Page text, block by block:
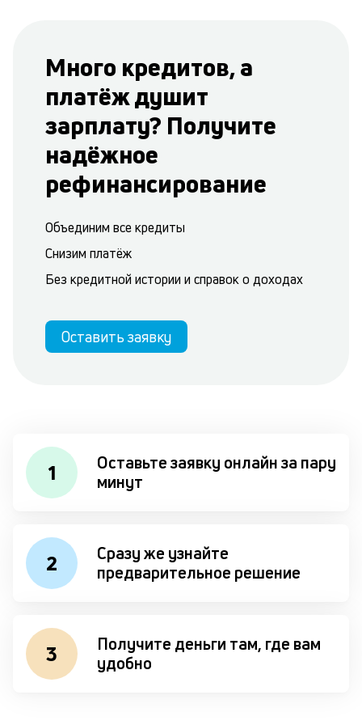
Много кредитов, а
платёж душит
зарплату? Получите
надёжное
рефинансирование
Объединим все кредиты
Снизим платёж
Без кредитной истории и справок о доходах
Оставить заявку
1
Оставьте заявку онлайн за пару
минут
2
Сразу же узнайте
предварительное решение
3
Получите деньги там, где вам
удобно